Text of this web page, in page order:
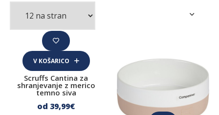
Surova BARF hrana za pse
Veterinarske diete za pse
Priboljški, žvečljivke in sladoledi za pse
Naravni priboljški
Sladoledi za pse
V KOŠARICO
Scruffs Cantina za
shranjevanje z merico
temno siva
od 39,99€